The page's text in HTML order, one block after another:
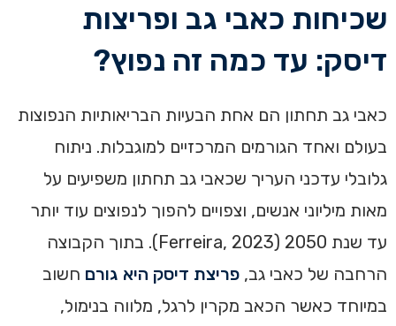
שכיחות כאבי גב ופריצות
דיסק: עד כמה זה נפוץ?
כאבי גב תחתון הם אחת הבעיות הבריאותיות הנפוצות
בעולם ואחד הגורמים המרכזיים למוגבלות. ניתוח
גלובלי עדכני העריך שכאבי גב תחתון משפיעים על
מאות מיליוני אנשים, וצפויים להפוך לנפוצים עוד יותר
עד שנת 2050 (Ferreira, 2023). בתוך הקבוצה
הרחבה של כאבי גב, פריצת דיסק היא גורם חשוב
במיוחד כאשר הכאב מקרין לרגל, מלווה בנימול,